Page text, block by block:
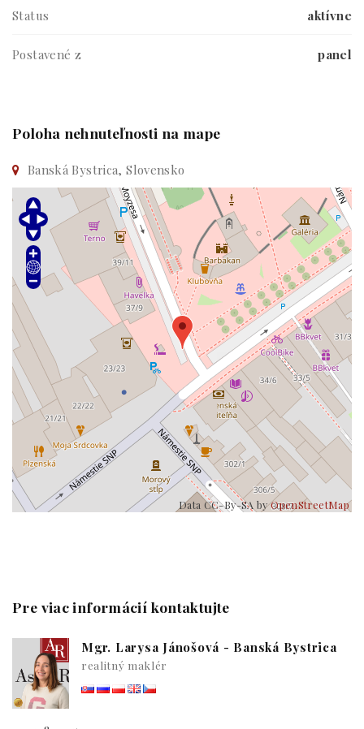
Status aktívne
Postavené z panel
Poloha nehnuteľnosti na mape
Banská Bystrica, Slovensko
Data CC-By-SA byOpenStreetMap
Pre viac informácií kontaktujte
Mgr. Larysa Jánošová - Banská Bystrica
realitný maklér